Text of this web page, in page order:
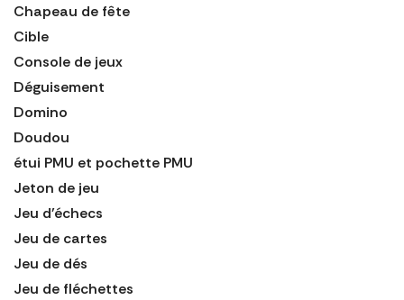
Chapeau de fête
Cible
Console de jeux
Déguisement
Domino
Doudou
étui PMU et pochette PMU
Jeton de jeu
Jeu d'échecs
Jeu de cartes
Jeu de dés
Jeu de fléchettes